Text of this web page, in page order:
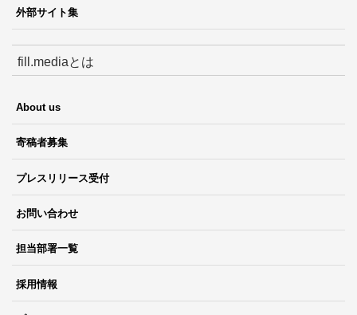
外部サイト集
fill.mediaとは
About us
寄稿者募集
プレスリリース受付
お問い合わせ
担当部署一覧
採用情報